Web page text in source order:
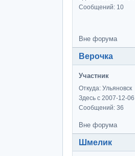
Сообщений: 10
Вне форума
Верочка
Участник
Откуда: Ульяновск
Здесь с 2007-12-06
Сообщений: 36
Вне форума
Шмелик